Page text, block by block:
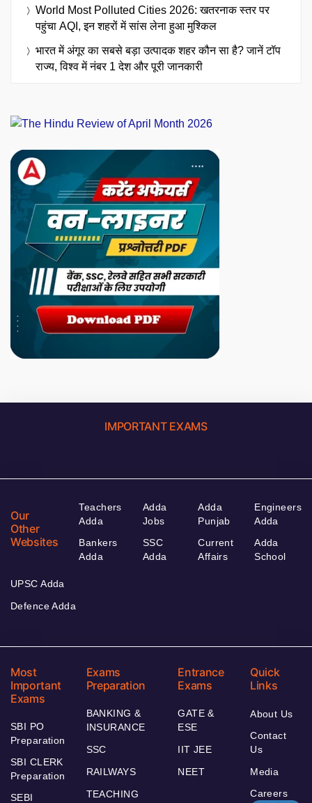
World Most Polluted Cities 2026: खतरनाक स्तर पर
पहुंचा AQI, इन शहरों में सांस लेना हुआ मुश्किल
भारत में अंगूर का सबसे बड़ा उत्पादक शहर कौन सा है? जानें टॉप
राज्य, विश्व में नंबर 1 देश और पूरी जानकारी
IMPORTANT EXAMS
Our
Other
Websites
Teachers
Adda
Bankers
Adda
Adda
Jobs
SSC
Adda
Adda
Punjab
Current
Affairs
Engineers
Adda
Adda
School
UPSC Adda
Defence Adda
Most
Important
Exams
SBI PO
Preparation
SBI CLERK
Preparation
SEBI
Exams
Preparation
BANKING &
INSURANCE
SSC
RAILWAYS
TEACHING
Entrance
Exams
GATE &
ESE
IIT JEE
NEET
Quick
Links
About Us
Contact
Us
Media
Careers